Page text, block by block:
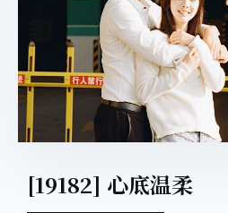
[19182] 心底温柔